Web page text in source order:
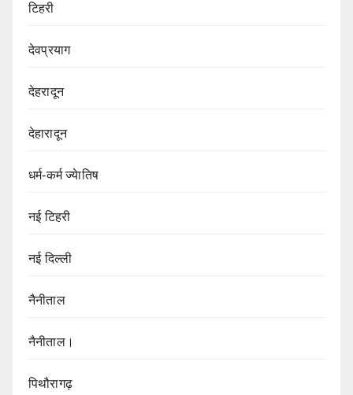
टिहरी
देवप्रयाग
देहरादून
देहारादून
धर्म-कर्म ज्येातिष
नई टिहरी
नई दिल्ली
नैनीताल
नैनीताल।
पिथौरागढ़